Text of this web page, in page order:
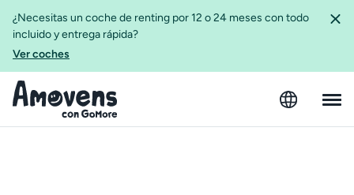
¿Necesitas un coche de renting por 12 o 24 meses con todo
incluido y entrega rápida?
Ver coches